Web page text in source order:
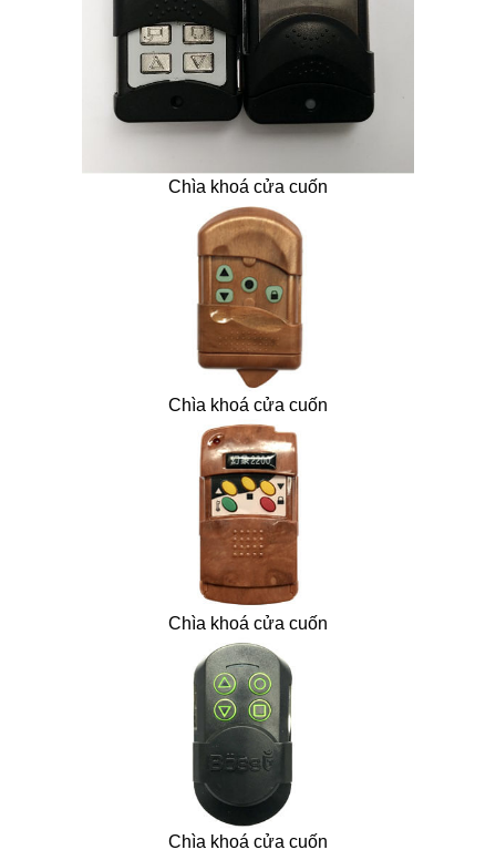
Chìa khoá cửa cuốn
Chìa khoá cửa cuốn
Chìa khoá cửa cuốn
Chìa khoá cửa cuốn